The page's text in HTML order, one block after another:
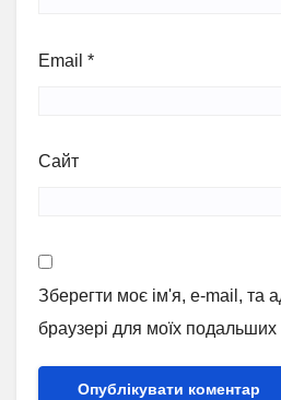
Email *
Сайт
Зберегти моє ім'я, e-mail, та
браузері для моїх подальших